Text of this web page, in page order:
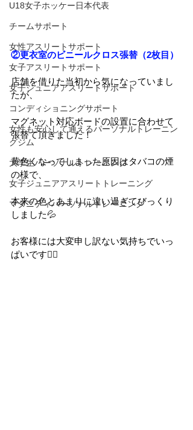
U18女子ホッケー日本代表
チームサポート
女性アスリートサポート
女子アスリートサポート
女子ジュニアアスリートサポート
コンディショニングサポート
女性も安心して通えるパーソナルトレーニン
グジム
大学生パーソナルトレーニング
女子ジュニアアスリートトレーニング
マタニティパーソナルトレーニング
②更衣室のビニールクロス張替（2枚目）
店舗を借りた当初から気になっていまし
たが、
マグネット対応ボードの設置に合わせて
張替て頂きました！
黄色くなってしまった原因はタバコの煙
の様で、
本来の色とあまりに違い過ぎてびっくり
しました💦
お客様には大変申し訳ない気持ちでいっ
ぱいです🙇‍♂️